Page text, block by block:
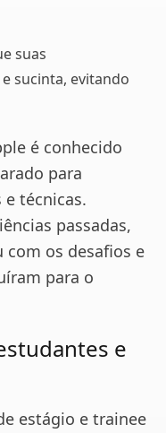
suas
sucinta, evitando
é conhecido
para
técnicas.
passadas,
os desafios e
para o
e
estágio e trainee